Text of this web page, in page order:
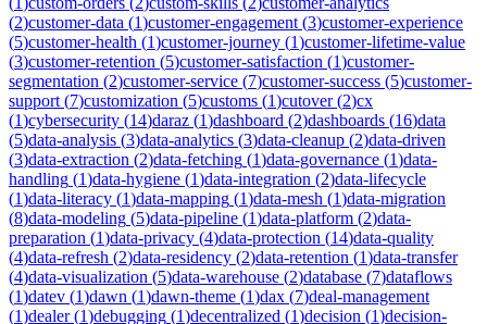
(2)customer-data (1)customer-engagement (3)customer-experience
(5)customer-health (1)customer-journey (1)customer-lifetime-value
(3)customer-retention (5)customer-satisfaction (1)customer-
segmentation (2)customer-service (7)customer-success (5)customer-
support (7)customization (5)customs (1)cutover(2)cx
(1)cybersecurity (14)daraz (1)dashboard (2)dashboards (16)data
(5)data-analysis (3)data-analytics (3)data-cleanup (2)data-driven
(3)data-extraction (2)data-fetching (1)data-governance (1)data-
handling (1)data-hygiene (1)data-integration (2)data-lifecycle
(1)data-literacy (1)data-mapping (1)data-mesh (1)data-migration
(8)data-modeling (5)data-pipeline (1)data-platform (2)data-
preparation (1)data-privacy (4)data-protection (14)data-quality
(4)data-refresh (2)data-residency (2)data-retention (1)data-transfer
(4)data-visualization (5)data-warehouse (2)database (7)dataflows
(1)datev (1)dawn (1)dawn-theme (1)dax (7)deal-management
(1)dealer(1)debugging (1)decentralized (1)decision (1)decision-